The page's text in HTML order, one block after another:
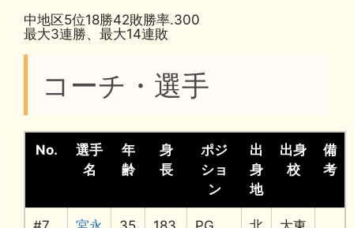
中地区5位18勝42敗勝率.300
最大3連勝、最大14連敗
コーチ・選手
No.
選手
名
年
齢
身
長
ポジ
ショ
ン
出
身
地
出身
校
備
考